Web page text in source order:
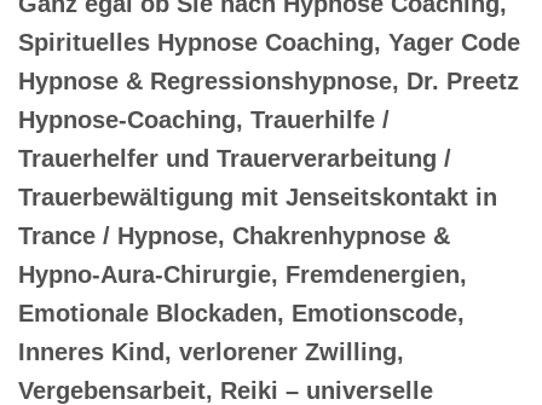
Spirituelles Hypnose Coaching, Yager Code
Hypnose & Regressionshypnose, Dr. Preetz
Hypnose-Coaching, Trauerhilfe /
Trauerhelfer und Trauerverarbeitung /
Trauerbewältigung mit Jenseitskontakt in
Trance / Hypnose, Chakrenhypnose &
Hypno-Aura-Chirurgie, Fremdenergien,
Emotionale Blockaden, Emotionscode,
Inneres Kind, verlorener Zwilling,
Vergebensarbeit, Reiki – universelle